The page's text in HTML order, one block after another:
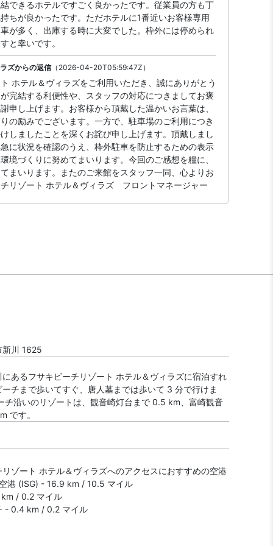
できるホテルですごく良かったです。従業員の方も丁
ちが良かったです。ただホテルに1番近いお客様専用
が多く、出庫する時に大変でした。枠外には停められ
と幸いです。
ズからの返信（2026-04-20T05:59:47Z）
ホテル＆ヴィラズをご利用いただき、誠にありがとう
完結する利便性や、スタッフの対応につきましてお褒
申し上げます。お客様から頂戴した温かいお言葉は、
の励みでございます。一方で、駐車場のご利用につき
しましたことを深くお詫び申し上げます。頂戴しまし
に状況を確認のうえ、枠外駐車を防止するための表示
境づくりに努めてまいります。今回のご感想を糧に、
まいります。またのご来館をスタッフ一同、心よりお
リゾート ホテル＆ヴィラズ フロントマネージャー
新川 1625
あるフサキビーチリゾート ホテル＆ヴィラズに宿泊すれ
チまで歩いてすぐ、唐人墓までは歩いて 3 分で行けま
チ沿いのリゾートは、観音崎灯台まで 0.5 km、富崎観音
です。
ゾート ホテル＆ヴィラズへのアクセスにおすすめの空港
港 (ISG) - 16.9 km / 10.5 マイル
/ 0.2 マイル
- 0.4 km / 0.2 マイル